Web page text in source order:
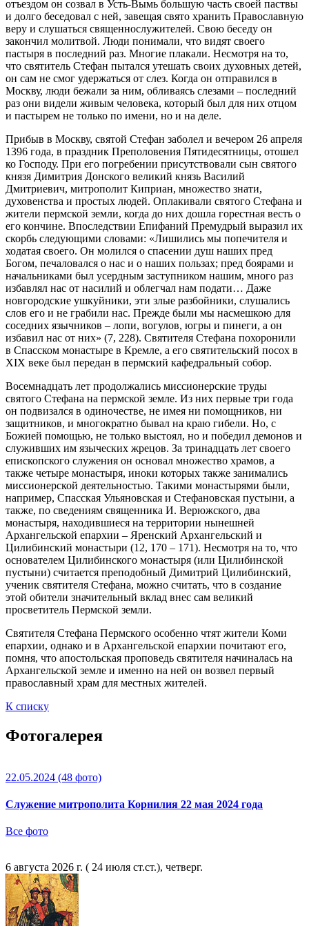
отъездом он созвал в Усть-Вымь большую часть своей паствы
и долго беседовал с ней, завещая свято хранить Православную
веру и слушаться священнослужителей. Свою беседу он
закончил молитвой. Люди понимали, что видят своего
пастыря в последний раз. Многие плакали. Несмотря на то,
что святитель Стефан пытался утешать своих духовных детей,
он сам не смог удержаться от слез. Когда он отправился в
Москву, люди бежали за ним, обливаясь слезами – последний
раз они видели живым человека, который был для них отцом
и пастырем не только по имени, но и на деле.
Прибыв в Москву, святой Стефан заболел и вечером 26 апреля
1396 года, в праздник Преполовения Пятидесятницы, отошел
ко Господу. При его погребении присутствовали сын святого
князя Димитрия Донского великий князь Василий
Дмитриевич, митрополит Киприан, множество знати,
духовенства и простых людей. Оплакивали святого Стефана и
жители пермской земли, когда до них дошла горестная весть о
его кончине. Впоследствии Епифаний Премудрый выразил их
скорбь следующими словами: «Лишились мы попечителя и
ходатая своего. Он молился о спасении душ наших пред
Богом, печаловался о нас и о наших пользах; пред боярами и
начальниками был усердным заступником нашим, много раз
избавлял нас от насилий и облегчал нам подати… Даже
новгородские ушкуйники, эти злые разбойники, слушались
слов его и не грабили нас. Прежде были мы насмешкою для
соседних язычников – лопи, вогулов, югры и пинеги, а он
избавил нас от них» (7, 228). Святителя Стефана похоронили
в Спасском монастыре в Кремле, а его святительский посох в
ХIХ веке был передан в пермский кафедральный собор.
Восемнадцать лет продолжались миссионерские труды
святого Стефана на пермской земле. Из них первые три года
он подвизался в одиночестве, не имея ни помощников, ни
защитников, и многократно бывал на краю гибели. Но, с
Божией помощью, не только выстоял, но и победил демонов и
служивших им языческих жрецов. За тринадцать лет своего
епископского служения он основал множество храмов, а
также четыре монастыря, иноки которых также занимались
миссионерской деятельностью. Такими монастырями были,
например, Спасская Ульяновская и Стефановская пустыни, а
также, по сведениям священника И. Верюжского, два
монастыря, находившиеся на территории нынешней
Архангельской епархии – Яренский Архангельский и
Цилибинский монастыри (12, 170 – 171). Несмотря на то, что
основателем Цилибинского монастыря (или Цилибинской
пустыни) считается преподобный Димитрий Цилибинский,
ученик святителя Стефана, можно считать, что в создание
этой обители значительный вклад внес сам великий
просветитель Пермской земли.
Святителя Стефана Пермского особенно чтят жители Коми
епархии, однако и в Архангельской епархии почитают его,
помня, что апостольская проповедь святителя начиналась на
Архангельской земле и именно на ней он возвел первый
православный храм для местных жителей.
К списку
Фотогалерея
22.05.2024 (48 фото)
Служение митрополита Корнилия 22 мая 2024 года
Все фото
6 августа 2026 г. ( 24 июля ст.ст.), четверг.